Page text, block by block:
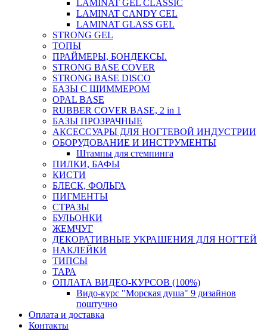
LAMINAT GEL CLASSIС
LAMINAT CANDY CEL
LAMINAT GLASS GEL
STRONG GEL
ТОПЫ
ПРАЙМЕРЫ, БОНДЕКСЫ.
STRONG BASE COVER
STRONG BASE DISCO
БАЗЫ С ШИММЕРОМ
OPAL BASE
RUBBER COVER BASE, 2 in 1
БАЗЫ ПРОЗРАЧНЫЕ
АКСЕССУАРЫ ДЛЯ НОГТЕВОЙ ИНДУСТРИИ
ОБОРУДОВАНИЕ И ИНСТРУМЕНТЫ
Штампы для стемпинга
ПИЛКИ, БАФЫ
КИСТИ
БЛЕСК, ФОЛЬГА
ПИГМЕНТЫ
СТРАЗЫ
БУЛЬОНКИ
ЖЕМЧУГ
ДЕКОРАТИВНЫЕ УКРАШЕНИЯ ДЛЯ НОГТЕЙ
НАКЛЕЙКИ
ТИПСЫ
ТАРА
ОПЛАТА ВИДЕО-КУРСОВ (100%)
Видо-курс "Морская душа" 9 дизайнов
поштучно
Оплата и доставка
Контакты